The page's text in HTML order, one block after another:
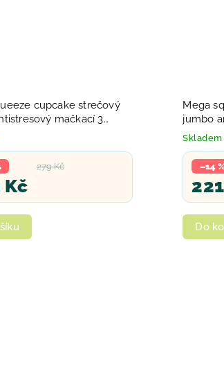
cupcake strečový
mačkací 3
279 Kč
Kč
Mega
jumbo
barvy
Skladem
–14
Do